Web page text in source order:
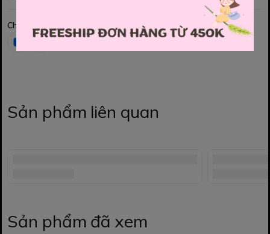
Chia sẻ
Sản phẩm liên quan
Sản phẩm đã xem